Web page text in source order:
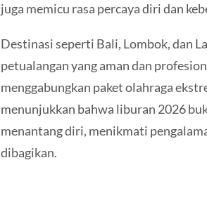
juga memicu rasa percaya diri dan
Destinasi seperti Bali, Lombok, dan
petualangan yang aman dan
menggabungkan paket olahraga
menunjukkan bahwa liburan 2026
menantang diri, menikmati
dibagikan.